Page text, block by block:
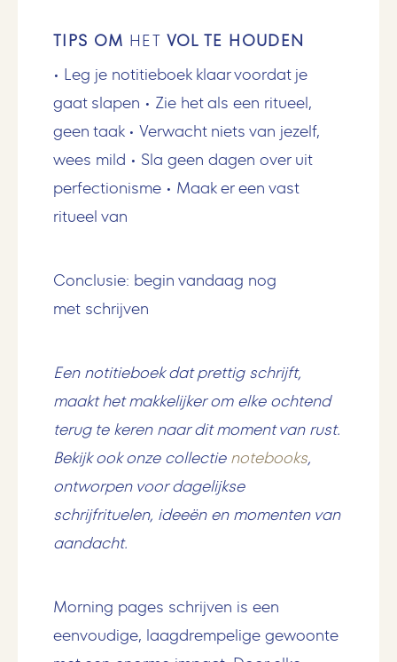
TIPS OM HET VOL TE HOUDEN
• Leg je notitieboek klaar voordat je
gaat slapen • Zie het als een ritueel,
geen taak • Verwacht niets van jezelf,
wees mild • Sla geen dagen over uit
perfectionisme • Maak er een vast
ritueel van
Conclusie: begin vandaag nog
met schrijven
Een notitieboek dat prettig schrijft,
maakt het makkelijker om elke ochtend
terug te keren naar dit moment van rust.
Bekijk ook onze collectie notebooks,
ontworpen voor dagelijkse
schrijfrituelen, ideeën en momenten van
aandacht.
Morning pages schrijven is een
eenvoudige, laagdrempelige gewoonte